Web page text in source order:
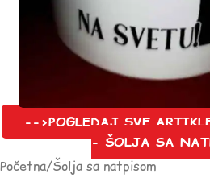
-->POGLEDAJ SVE
- ŠOLJA SA
Početna/Šolja sa natpisom